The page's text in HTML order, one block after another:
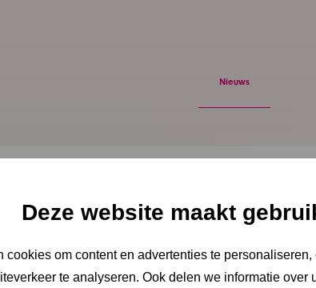
Deze website maakt
cookies om content en advertenties te
te analyseren. Ook delen we informatie over
Nieuws
Vakantie? De stress
loopt alleen maar op